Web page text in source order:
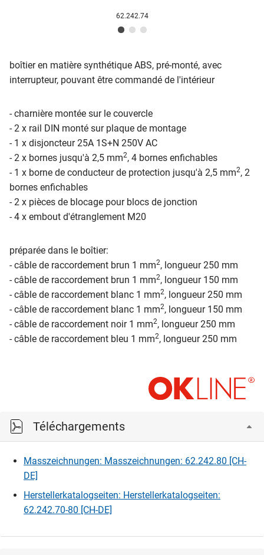
62.242.74
boîtier en matière synthétique ABS, pré-monté, avec
interrupteur, pouvant être commandé de l'intérieur
- charnière montée sur le couvercle
- 2 x rail DIN monté sur plaque de montage
- 1 x disjoncteur 25A 1S+N 250V AC
- 2 x bornes jusqu'à 2,5 mm2, 4 bornes enfichables
- 1 x borne de conducteur de protection jusqu'à 2,5 mm2, 2
bornes enfichables
- 2 x pièces de blocage pour blocs de jonction
- 4 x embout d'étranglement M20
préparée dans le boîtier:
- câble de raccordement brun 1 mm2, longueur 250 mm
- câble de raccordement brun 1 mm2, longueur 150 mm
- câble de raccordement blanc 1 mm2, longueur 250 mm
- câble de raccordement blanc 1 mm2, longueur 150 mm
- câble de raccordement noir 1 mm2, longueur 250 mm
- câble de raccordement bleu 1 mm2, longueur 250 mm
Téléchargements
Masszeichnungen: Masszeichnungen: 62.242.80 [CH-
DE]
Herstellerkatalogseiten: Herstellerkatalogseiten:
62.242.70-80 [CH-DE]